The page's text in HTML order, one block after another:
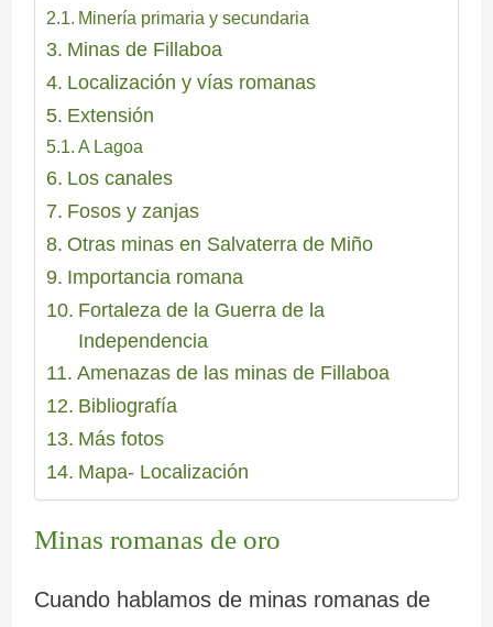
Minería primaria y secundaria
Minas de Fillaboa
Localización y vías romanas
Extensión
A Lagoa
Los canales
Fosos y zanjas
Otras minas en Salvaterra de Miño
Importancia romana
Fortaleza de la Guerra de la
Independencia
Amenazas de las minas de Fillaboa
Bibliografía
Más fotos
Mapa- Localización
Minas romanas de oro
Cuando hablamos de minas romanas de